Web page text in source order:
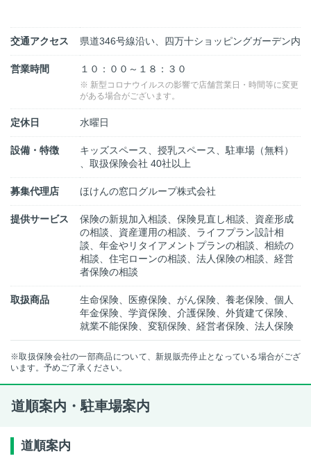
交通アクセス 県道346号線沿い、四万十ショッピングガーデン内
営業時間 １０：００～１８：３０
※ 新型コロナウイルスの影響で店舗営業日・時間等に変更
がある場合がございます。
定休日 水曜日
設備・特徴
キッズスペース、授乳スペース、駐車場（無料）
、取扱保険会社 40社以上
募集代理店 ほけんの窓口グループ株式会社
提供サービス
保険の新規加入相談、保険見直し相談、資産形成
の相談、資産運用の相談、ライフプラン設計相
談、年金やリタイアメントプランの相談、相続の
相談、住宅ローンの相談、法人保険の相談、経営
者保険の相談
取扱商品
生命保険、医療保険、がん保険、養老保険、個人
年金保険、学資保険、介護保険、外貨建て保険、
就業不能保険、変額保険、経営者保険、法人保険
※取扱保険会社の一部商品について、新規販売停止となっている場合がござ
います。予めご了承ください。
道順案内・駐車場案内
道順案内